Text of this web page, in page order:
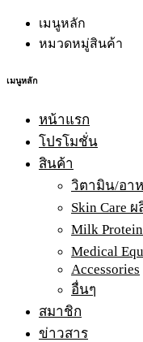
เมนูหลัก
หมวดหมู่สินค้า
เมนูหลัก
หน้าแรก
โปรโมชั่น
สินค้า
วิตามิน/อาห
Skin Care
Milk
Medical
Accessories
อื่นๆ
สมาชิก
ข่าวสาร